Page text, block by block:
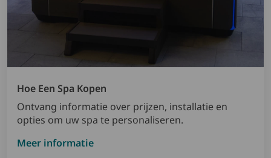
Hoe Een Spa Kopen
Ontvang informatie over prijzen, installatie en
opties om uw spa te personaliseren.
Meer informatie